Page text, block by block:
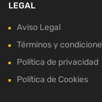
LEGAL
Aviso Legal
Términos y
Política de privacidad
Política de Cookies